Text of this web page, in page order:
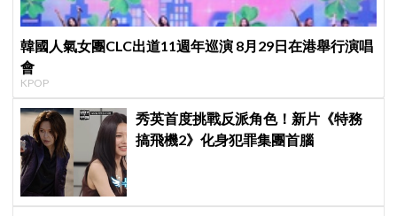
韓國人氣女團CLC出道11週年巡演 8月29日在港舉行演唱
會
KPOP
秀英首度挑戰反派角色！新片《特務
搞飛機2》化身犯罪集團首腦